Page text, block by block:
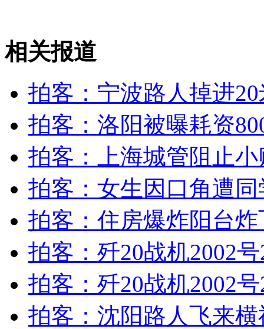
山西运城恶犬咬伤多人 警民合力深夜将其击毙
女孩北京地铁殴打老人 痛下狠手拳打脚踢
无痛分娩是否安全 医生回应
外交部：反对强权政治霸凌主义
外交部：有关国家言论片面不公正
安徽一实载49人客车翻车
相关报道
拍客：宁波路人掉进
拍客：洛阳被曝耗资
拍客：上海城管阻止
拍客：女生因口角遭
拍客：住房爆炸阳台
拍客：歼20战机2002
拍客：歼20战机2002
拍客：沈阳路人飞来